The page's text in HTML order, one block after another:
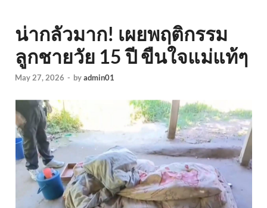
น่ากลัวมาก! เผยพฤติกรรม
ลูกชายวัย 15 ปี ขืนใจแม่แท้ๆ
May 27, 2026 - byadmin01